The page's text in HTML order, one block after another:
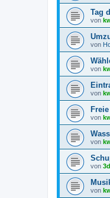
Tag
von
von
von
von
von
von
von
von